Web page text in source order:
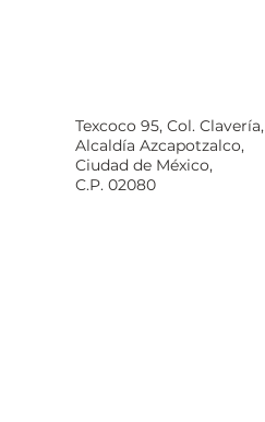
Texcoco 95, Col. Clavería,
Alcaldía Azcapotzalco,
Ciudad de México,
C.P. 02080